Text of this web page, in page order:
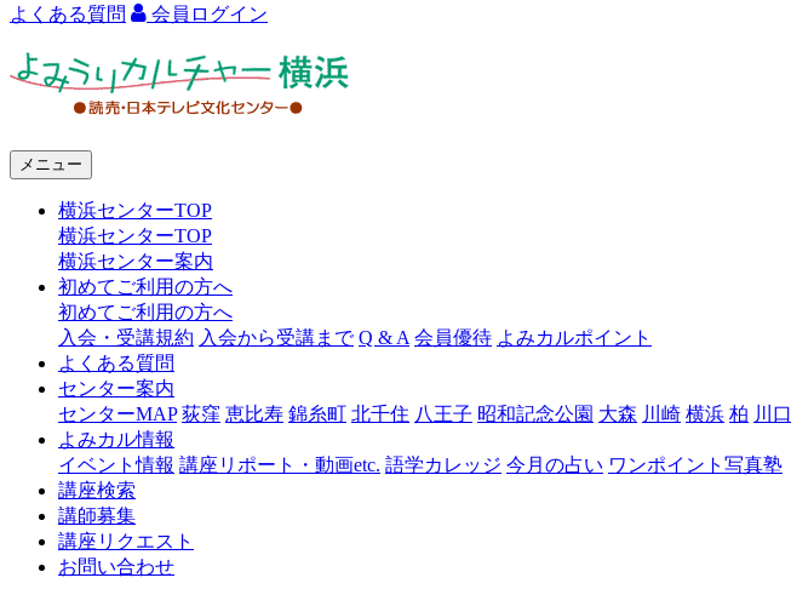
よくある質問 会員ログイン
ャ
横
浜
メニュー
横浜センターTOP
横浜センターTOP
横浜センター案内
初めてご利用の方へ
初めてご利用の方へ
入会・受講規約 入会から受講まで Q & A 会員優待 よみカルポイント
よくある質問
センター案内
センターMAP 荻窪 恵比寿 錦糸町 北千住 八王子 昭和記念公園 大森 川崎 横浜 柏 川口
よみカル情報
イベント情報 講座リポート・動画etc. 語学カレッジ 今月の占い ワンポイント写真塾
講座検索
講師募集
講座リクエスト
お問い合わせ